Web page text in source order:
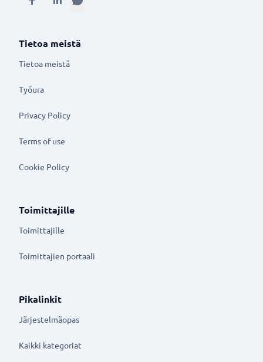
Tietoa meistä
Tietoa meistä
Työura
Privacy Policy
Terms of use
Cookie Policy
Toimittajille
Toimittajille
Toimittajien portaali
Pikalinkit
Järjestelmäopas
Kaikki kategoriat